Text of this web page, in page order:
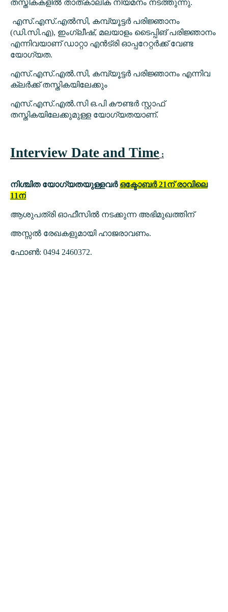
തസ്തികകളിൽ താത്കാലിക നിയമനം നടത്തുന്നു.
എസ്.എസ്.എൽസി, കമ്പ്യൂട്ടർ പരിജ്ഞാനം
(ഡി.സി.എ), ഇംഗ്ലീഷ്, മലയാളം ടൈപ്പിങ് പരിജ്ഞാനം
എന്നിവയാണ് ഡാറ്റാ എൻട്രി ഓപ്പറേറ്റർക്ക് വേണ്ട
യോഗ്യത.
എസ്.എസ്.എൽ.സി, കമ്പ്യൂട്ടർ പരിജ്ഞാനം എന്നിവ
ക്ലർക്ക് തസ്തികയിലേക്കും
എസ്.എസ്.എൽ.സി ഒ.പി കൗണ്ടർ സ്റ്റാഫ്
തസ്തികയിലേക്കുമുള്ള യോഗ്യതയാണ്.
Interview Date and Time :
നിശ്ചിത യോഗ്യതയുള്ളവർ ഒക്ടോബർ 21ന് രാവിലെ
11ന്
ആശുപത്രി ഓഫീസിൽ നടക്കുന്ന അഭിമുഖത്തിന്
അസ്സൽ രേഖകളുമായി ഹാജരാവണം.
ഫോൺ: 0494 2460372.